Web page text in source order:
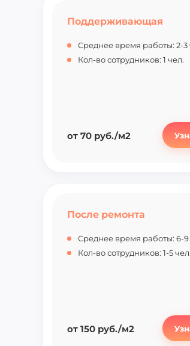
Поддерживающая
Среднее время работы: 2-3
Кол-во сотрудников: 1 чел.
от 70 руб./м2
После ремонта
Среднее время работы: 6-9
Кол-во сотрудников: 1-5 чел.
от 150 руб./м2